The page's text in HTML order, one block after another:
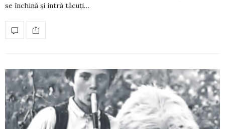
se închină și intră tăcuți…